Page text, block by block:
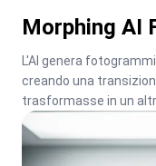
Morphing AI
L'AI genera
creando una
trasformasse in un